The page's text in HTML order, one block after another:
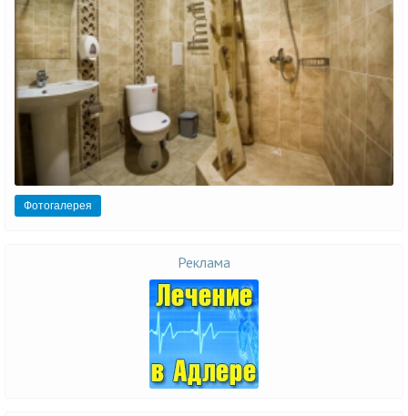
Фотогалерея
Реклама